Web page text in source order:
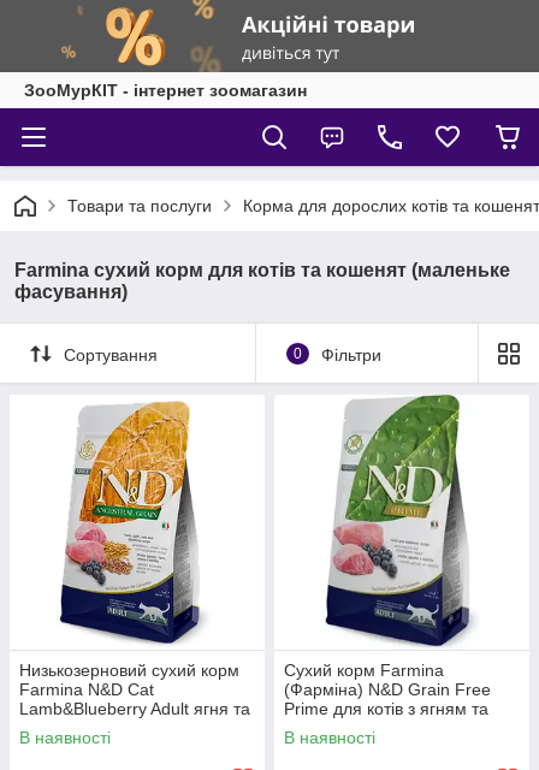
ЗооМурКІТ - інтернет зоомагазин
Товари та послуги Корма для дорослих котів та кошенят
Farmina сухий корм для котів та кошенят (маленьке
фасування)
Сортування 0 Фільтри
Низькозерновий сухий корм
Farmina N&D Cat
Lamb&Blueberry Adult ягня та
чорниця, 1.5 кг
В наявності
Сухий корм Farmina
(Фарміна) N&D Grain Free
Prime для котів з ягням та
чорницею— 1.5 кг.
В наявності